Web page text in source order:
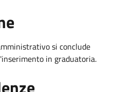
si conclude
in graduatoria.